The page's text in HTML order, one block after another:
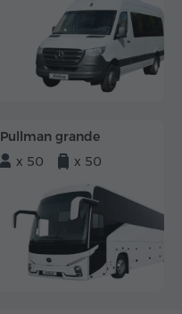
Pullman grande
x 50
x 50